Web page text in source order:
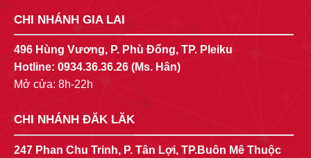
CHI NHÁNH GIA LAI
496 Hùng Vương, P. Phù Đổng, TP. Pleiku
Hotline: 0934.36.36.26 (Ms. Hân)
Mở cửa: 8h-22h
CHI NHÁNH ĐĂK LĂK
247 Phan Chu Trinh, P. Tân Lợi, TP.Buôn Mê Thuộc